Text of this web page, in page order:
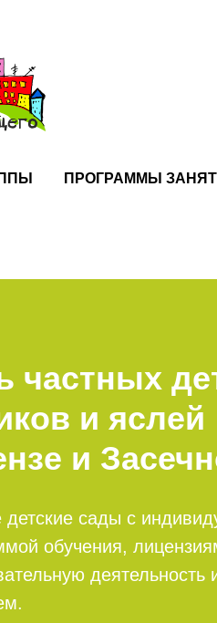
ПРОГРАММЫ
частных
и яслей
и
сады с
обучения,
деятельность